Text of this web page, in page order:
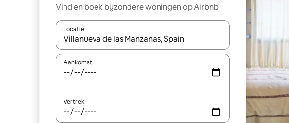
Vind en boek bijzondere woningen op Airbnb
Locatie
Wanneer er resultaten beschikbaar zijn, maak je een keuze met je de
Aankomst
Vertrek